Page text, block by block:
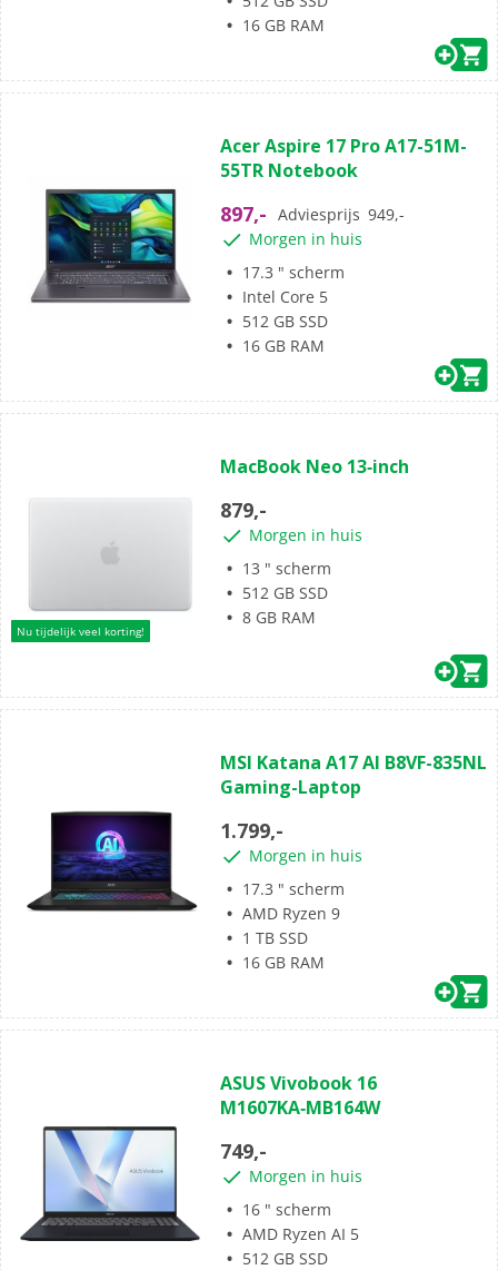
16 GB RAM
van
de
sterren.
Acer Aspire 17 Pro A17-51M-
55TR Notebook
897,- Adviesprijs 949,-
Morgen in huis
17.3 " scherm
Intel Core 5
512 GB SSD
16 GB RAM
Nu tijdelijk veel korting!
van
5
sterren.
1
beoordeling
MacBook Neo 13‑inch
879,-
Morgen in huis
13 " scherm
512 GB SSD
8 GB RAM
van
de
sterren.
MSI Katana A17 AI B8VF-835NL
Gaming-Laptop
1.799,-
Morgen in huis
17.3 " scherm
AMD Ryzen 9
1 TB SSD
16 GB RAM
van
de
sterren.
ASUS Vivobook 16
M1607KA‑MB164W
749,-
Morgen in huis
16 " scherm
AMD Ryzen AI 5
512 GB SSD